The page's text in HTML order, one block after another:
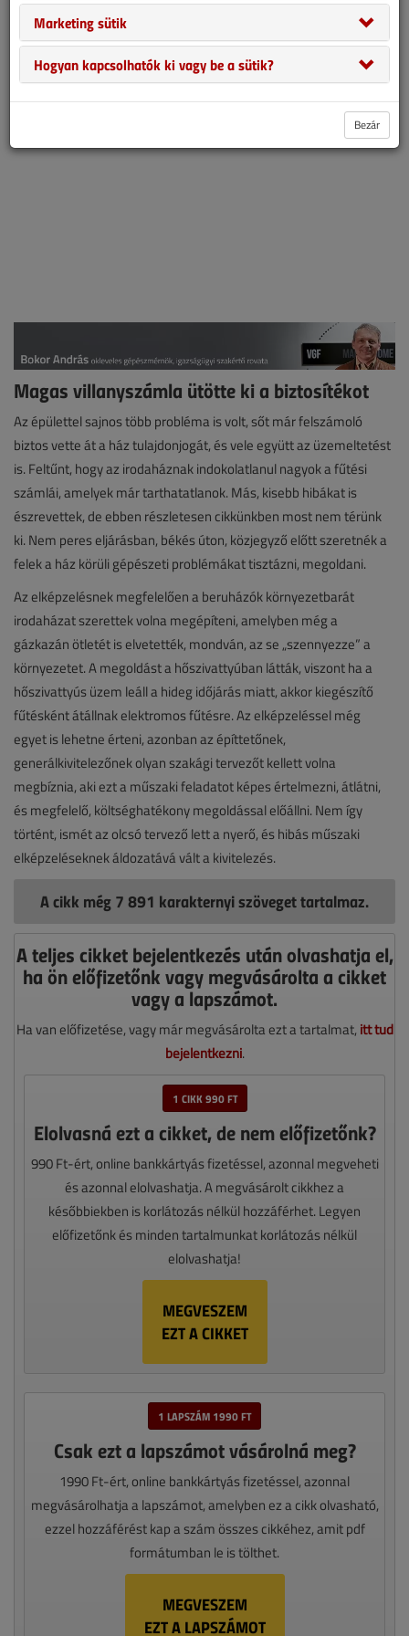
irodaház rossz, és az „olcsósítás” áldozatává vált gépészetét
mutatja be. Bokor András igazságügyi szakértői rovata.
Magas villanyszámla ütötte ki a biztosítékot
Az épülettel sajnos több probléma is volt, sőt már felszámoló
biztos vette át a ház tulajdonjogát, és vele együtt az üzemeltetést
is. Feltűnt, hogy az irodaháznak indokolatlanul nagyok a fűtési
számlái, amelyek már tarthatatlanok. Más, kisebb hibákat is
észrevettek, de ebben részletesen cikkünkben most nem térünk
ki. Nem peres eljárásban, békés úton, közjegyző előtt szeretnék a
felek a ház körüli gépészeti problémákat tisztázni, megoldani.
Az elképzelésnek megfelelően a beruházók környezetbarát
irodaházat szerettek volna megépíteni, amelyben még a
gázkazán ötletét is elvetették, mondván, az se „szennyezze” a
környezetet. A megoldást a hőszivattyúban látták, viszont ha a
hőszivattyús üzem leáll a hideg időjárás miatt, akkor kiegészítő
fűtésként átállnak elektromos fűtésre. Az elképzeléssel még
egyet is lehetne érteni, azonban az építtetőnek,
generálkivitelezőnek olyan szakági tervezőt kellett volna
megbíznia, aki ezt a műszaki feladatot képes értelmezni, átlátni,
és megfelelő, költséghatékony megoldással előállni. Nem így
történt, ismét az olcsó tervező lett a nyerő, és hibás műszaki
elképzeléseknek áldozatává vált a kivitelezés.
A cikk még 7 891 karakternyi szöveget tartalmaz.
A teljes cikket bejelentkezés után olvashatja el,
ha ön előfizetőnk vagy megvásárolta a cikket
vagy a lapszámot.
Ha van előfizetése, vagy már megvásárolta ezt a tartalmat, itt tud
bejelentkezni.
1 CIKK 990 FT
Elolvasná ezt a cikket, de nem előfizetőnk?
990 Ft-ért, online bankkártyás fizetéssel, azonnal megveheti
és azonnal elolvashatja. A megvásárolt cikkhez a
későbbiekben is korlátozás nélkül hozzáférhet. Legyen
előfizetőnk és minden tartalmunkat korlátozás nélkül
elolvashatja!
MEGVESZEM
EZT A CIKKET
1 LAPSZÁM 1990 FT
Csak ezt a lapszámot vásárolná meg?
1990 Ft-ért, online bankkártyás fizetéssel, azonnal
megvásárolhatja a lapszámot, amelyben ez a cikk olvasható,
ezzel hozzáférést kap a szám összes cikkéhez, amit pdf
formátumban le is tölthet.
MEGVESZEM
EZT A LAPSZÁMOT
Marketing sütik
Hogyan kapcsolhatók ki vagy be a sütik?
Bezár